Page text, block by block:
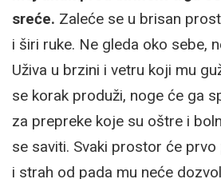
sreće. Zaleće se u brisan
i širi ruke. Ne gleda oko sebe,
Uživa u brzini i vetru koji mu
se korak produži, noge će ga
za prepreke koje su oštre i
se saviti. Svaki prostor će
i strah od pada mu neće